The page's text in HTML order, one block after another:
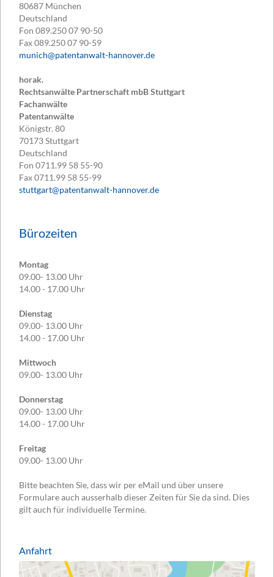
80687 München
Deutschland
Fon 089.250 07 90-50
Fax089.250 07 90-59
munich@patentanwalt-hannover.de
horak.
Rechtsanwälte Partnerschaft mbB Stuttgart
Fachanwälte
Patentanwälte
Königstr. 80
70173Stuttgart
Deutschland
Fon 0711.99 58 55-90
Fax0711.99 58 55-99
stuttgart@patentanwalt-hannover.de
Bürozeiten
Montag
09.00- 13.00 Uhr
14.00 - 17.00 Uhr
Dienstag
09.00- 13.00 Uhr
14.00 - 17.00 Uhr
Mittwoch
09.00- 13.00 Uhr
Donnerstag
09.00- 13.00 Uhr
14.00 - 17.00 Uhr
Freitag
09.00- 13.00 Uhr
Bitte beachten Sie, dass wir per eMail und über unsere
Formulare auch ausserhalb dieser Zeiten für Sie da sind. Dies
gilt auch für individuelle Termine.
Anfahrt